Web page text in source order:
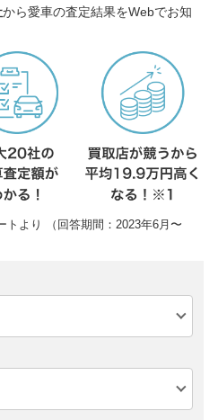
から愛車の査定結果をWebでお知
より （回答期間：2023年6月〜